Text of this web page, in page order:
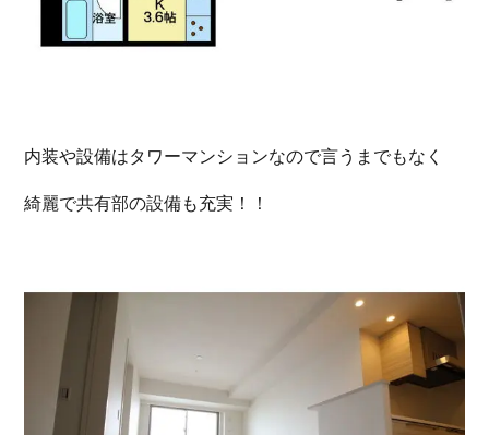
内装や設備はタワーマンションなので言うまでもなく
綺麗で共有部の設備も充実！！